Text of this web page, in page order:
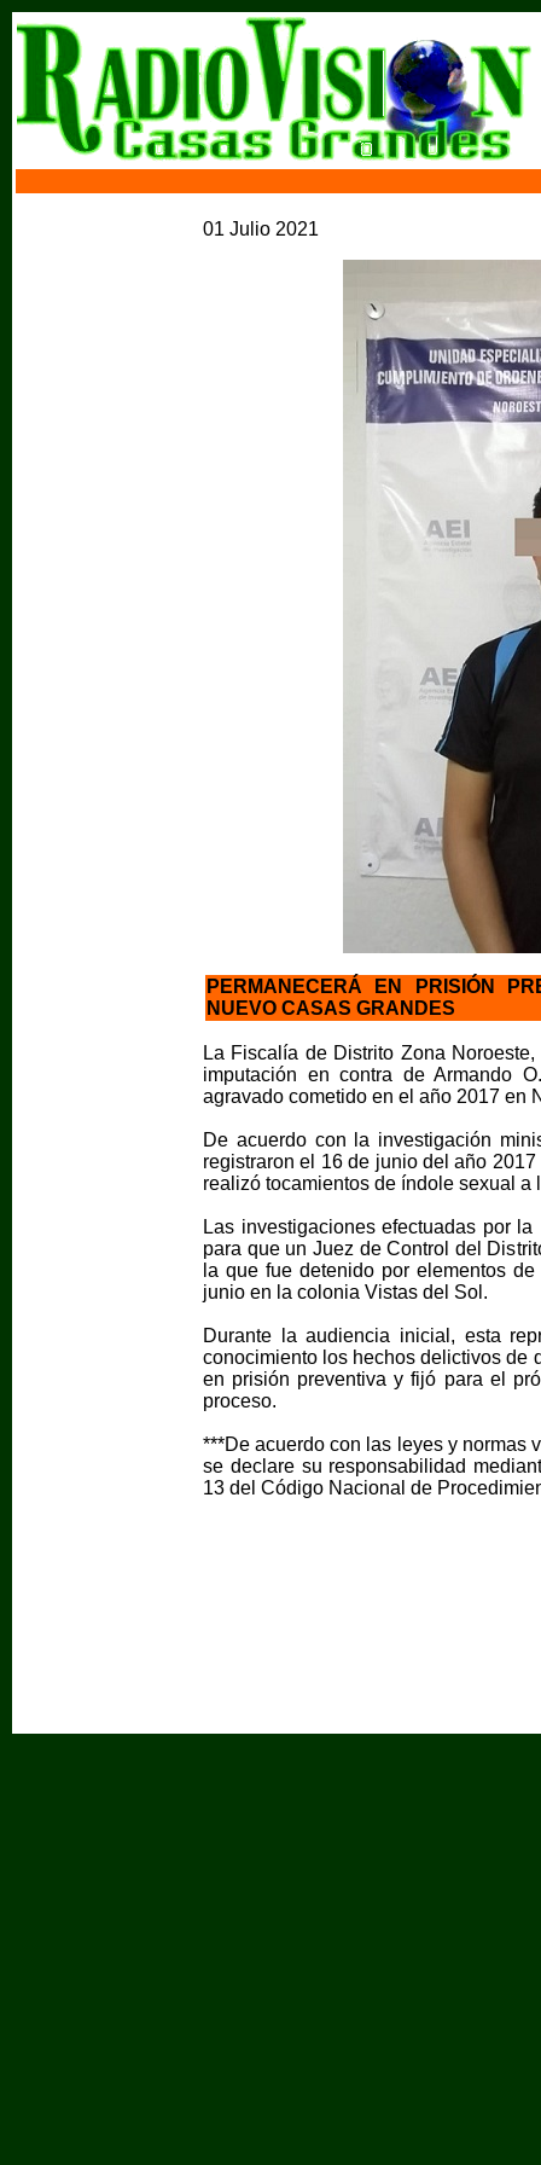
01 Julio 2021
PERMANECERÁ EN PRISIÓN
NUEVO CASAS GRANDES
La Fiscalía de Distrito Zona
imputación en contra de Armando
agravado cometido en el año 2017 en
De acuerdo con la investigación
registraron el 16 de junio del año
realizó tocamientos de índole sexual a
Las investigaciones efectuadas por
para que un Juez de Control del
la que fue detenido por elementos
junio en la colonia Vistas del Sol.
Durante la audiencia inicial, esta
conocimiento los hechos delictivos de
en prisión preventiva y fijó para el
proceso.
***De acuerdo con las leyes y normas
se declare su responsabilidad
13 del Código Nacional de